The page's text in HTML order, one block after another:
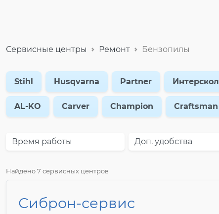
Сервисные центры Ремонт Бензопилы
Stihl Husqvarna Partner Интерскол
AL-KO Carver Champion Craftsman
Время работы Доп. удобства
Найдено 7 сервисных центров
Сиброн-сервис